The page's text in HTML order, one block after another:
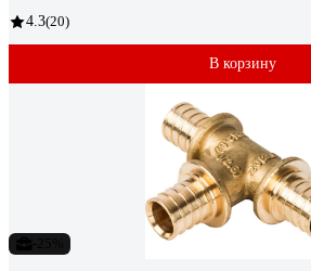
4.3(20)
В корзину